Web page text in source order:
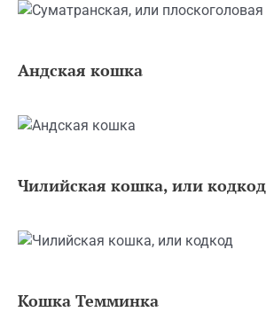
Андская кошка
Чилийская кошка, или кодкод
Кошка Темминка